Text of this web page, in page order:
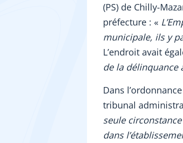
(PS) de Chilly-
préfecture : «
municipale, ils y
L’endroit avait
de la délinquance
Dans
tribunal
seule
dans